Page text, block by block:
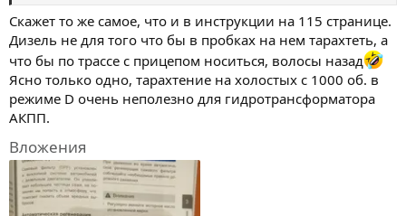
Скажет то же самое, что и в инструкции на 115 странице.
Дизель не для того что бы в пробках на нем тарахтеть, а
что бы по трассе с прицепом носиться, волосы назад
Ясно только одно, тарахтение на холостых с 1000 об. в
режиме D очень неполезно для гидротрансформатора
АКПП.
Вложения